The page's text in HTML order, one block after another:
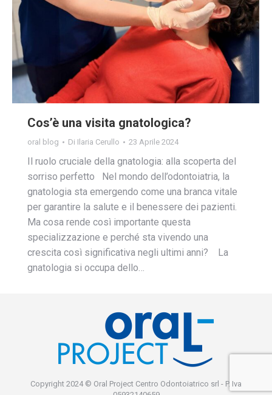
Cos’è una visita gnatologica?
oral blog Di Ilaria Cerullo 23 Aprile 2024
Il ruolo cruciale della gnatologia: alla scoperta del
sorriso perfetto Nel mondo dell’odontoiatria, la
gnatologia sta emergendo come una branca vitale
per garantire la salute e il benessere dei pazienti.
Ma cosa rende così importante questa
specializzazione e perché sta vivendo una
crescita così significativa negli ultimi anni? La
gnatologia si occupa dello…
Copyright 2024 © Oral Project Centro Odontoiatrico srl - P. Iva